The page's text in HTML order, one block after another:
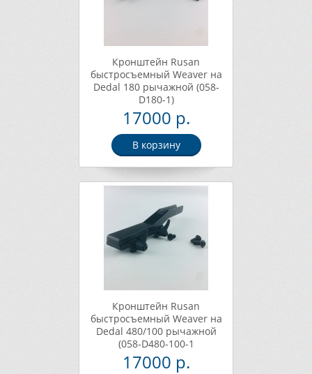
Кронштейн Rusan
быстросъемный Weaver на
Dedal 180 рычажной (058-
D180-1)
17000 р.
В корзину
Кронштейн Rusan
быстросъемный Weaver на
Dedal 480/100 рычажной
(058-D480-100-1
17000 р.